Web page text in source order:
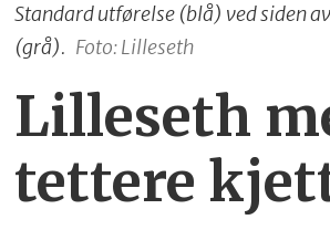
Standard utførelse (blå) ved siden
(grå). Foto: Lilleseth
Lilleseth
tettere